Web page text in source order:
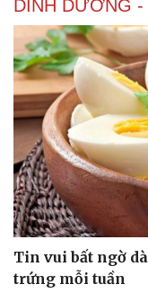
DINH DƯỠNG
Tin vui bất ngờ
trứng mỗi tuần